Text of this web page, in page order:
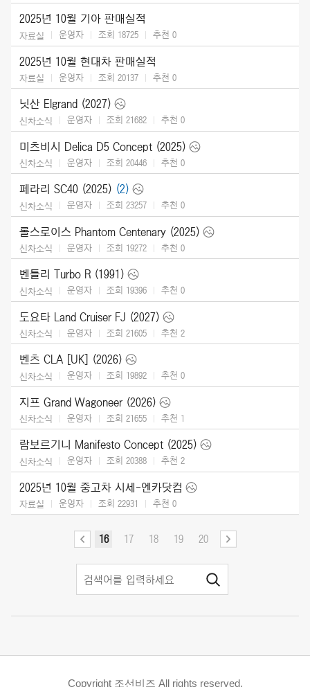
2025년 10월 기아 판매실적
자료실 운영자 조회 18725 추천 0
2025년 10월 현대차 판매실적
자료실 운영자 조회 20137 추천 0
닛산 Elgrand (2027)
신차소식 운영자 조회 21682 추천 0
미츠비시 Delica D5 Concept (2025)
신차소식 운영자 조회 20446 추천 0
페라리 SC40 (2025) (2)
신차소식 운영자 조회 23257 추천 0
롤스로이스 Phantom Centenary (2025)
신차소식 운영자 조회 19272 추천 0
벤틀리 Turbo R (1991)
신차소식 운영자 조회 19396 추천 0
도요타 Land Cruiser FJ (2027)
신차소식 운영자 조회 21605 추천 2
벤츠 CLA [UK] (2026)
신차소식 운영자 조회 19892 추천 0
지프 Grand Wagoneer (2026)
신차소식 운영자 조회 21655 추천 1
람보르기니 Manifesto Concept (2025)
신차소식 운영자 조회 20388 추천 2
2025년 10월 중고차 시세-엔카닷컴
자료실 운영자 조회 22931 추천 0
16 17 18 19 20
Copyright 조선비즈 All rights reserved.